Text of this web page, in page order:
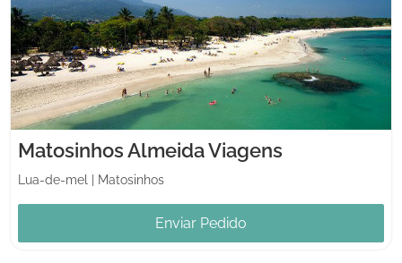
Matosinhos Almeida Viagens
Lua-de-mel Matosinhos
Enviar Pedido